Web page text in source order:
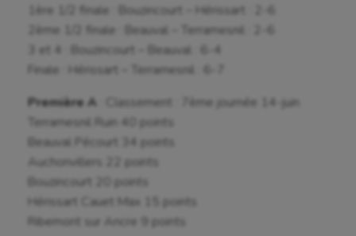
1ère 1/2 finale : Bouzincourt – Hérissart : 2-6
2ème 1/2 finale : Beauval – Terramesnil : 2-6
3 et 4 : Bouzincourt – Beauval : 6-4
Finale : Hérissart – Terramesnil : 6-7
Première A : Classement : 7ème journée 14-juin
Terramesnil Ruin 40 points
Beauval Pécourt 34 points
Auchonvillers 22 points
Bouzincourt 20 points
Hérissart Cauet Max 15 points
Ribemont sur Ancre 9 points